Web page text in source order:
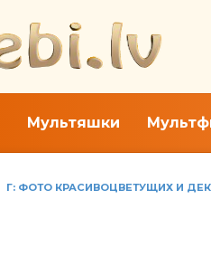
Мультяшки
Г: ФОТО КРАСИВОЦВЕТУЩИХ И